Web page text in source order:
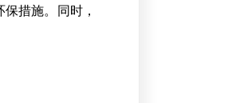
措施。同时，